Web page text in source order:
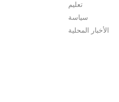
تعليم
سياسة
الأخبار المحلية